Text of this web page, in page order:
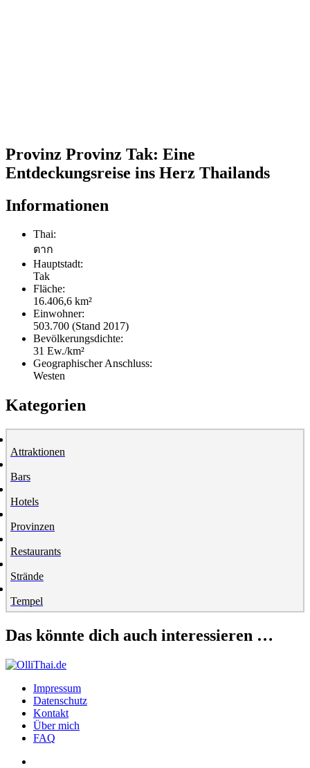
Provinz Provinz Tak: Eine
Entdeckungsreise ins Herz Thailands
Informationen
Thai:
ตาก
Hauptstadt:
Tak
Fläche:
16.406,6 km²
Einwohner:
503.700 (Stand 2017)
Bevölkerungsdichte:
31 Ew./km²
Geographischer Anschluss:
Westen
Kategorien
Attraktionen
Bars
Hotels
Provinzen
Restaurants
Strände
Tempel
Das könnte dich auch interessieren …
Impressum
Datenschutz
Kontakt
Über mich
FAQ